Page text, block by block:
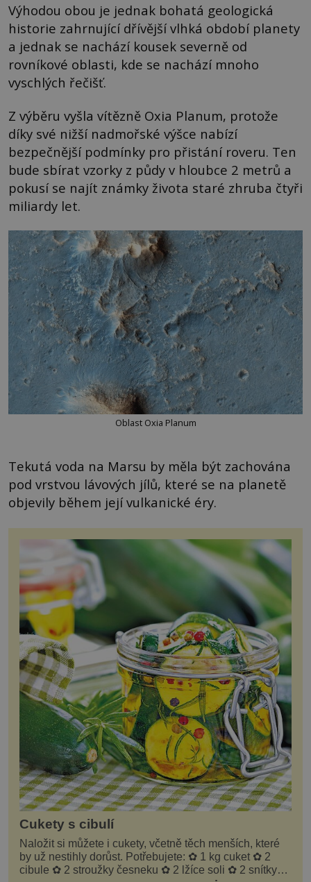
Výhodou obou je jednak bohatá geologická
historie zahrnující dřívější vlhká období planety
a jednak se nachází kousek severně od
rovníkové oblasti, kde se nachází mnoho
vyschlých řečišť.
Z výběru vyšla vítězně Oxia Planum, protože
díky své nižší nadmořské výšce nabízí
bezpečnější podmínky pro přistání roveru. Ten
bude sbírat vzorky z půdy v hloubce 2 metrů a
pokusí se najít známky života staré zhruba čtyři
miliardy let.
Oblast Oxia Planum
Tekutá voda na Marsu by měla být zachována
pod vrstvou lávových jílů, které se na planetě
objevily během její vulkanické éry.
Cukety s cibulí
Naložit si můžete i cukety, včetně těch menších, které
by už nestihly dorůst. Potřebujete: ✿ 1 kg cuket ✿ 2
cibule ✿ 2 stroužky česneku ✿ 2 lžíce soli ✿ 2 snítky